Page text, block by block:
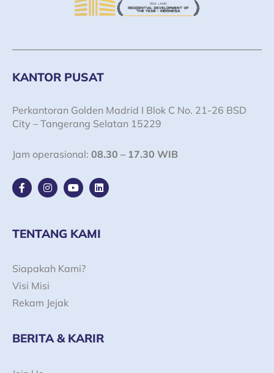
KANTOR PUSAT
Perkantoran Golden Madrid I Blok C No. 21-26 BSD
City – Tangerang Selatan 15229
Jam operasional: 08.30 – 17.30 WIB
F
a
o
o
f
I
n
g
r
Y
o
b
e
L
i
d
i
TENTANG KAMI
Siapakah Kami?
Visi Misi
Rekam Jejak
BERITA & KARIR